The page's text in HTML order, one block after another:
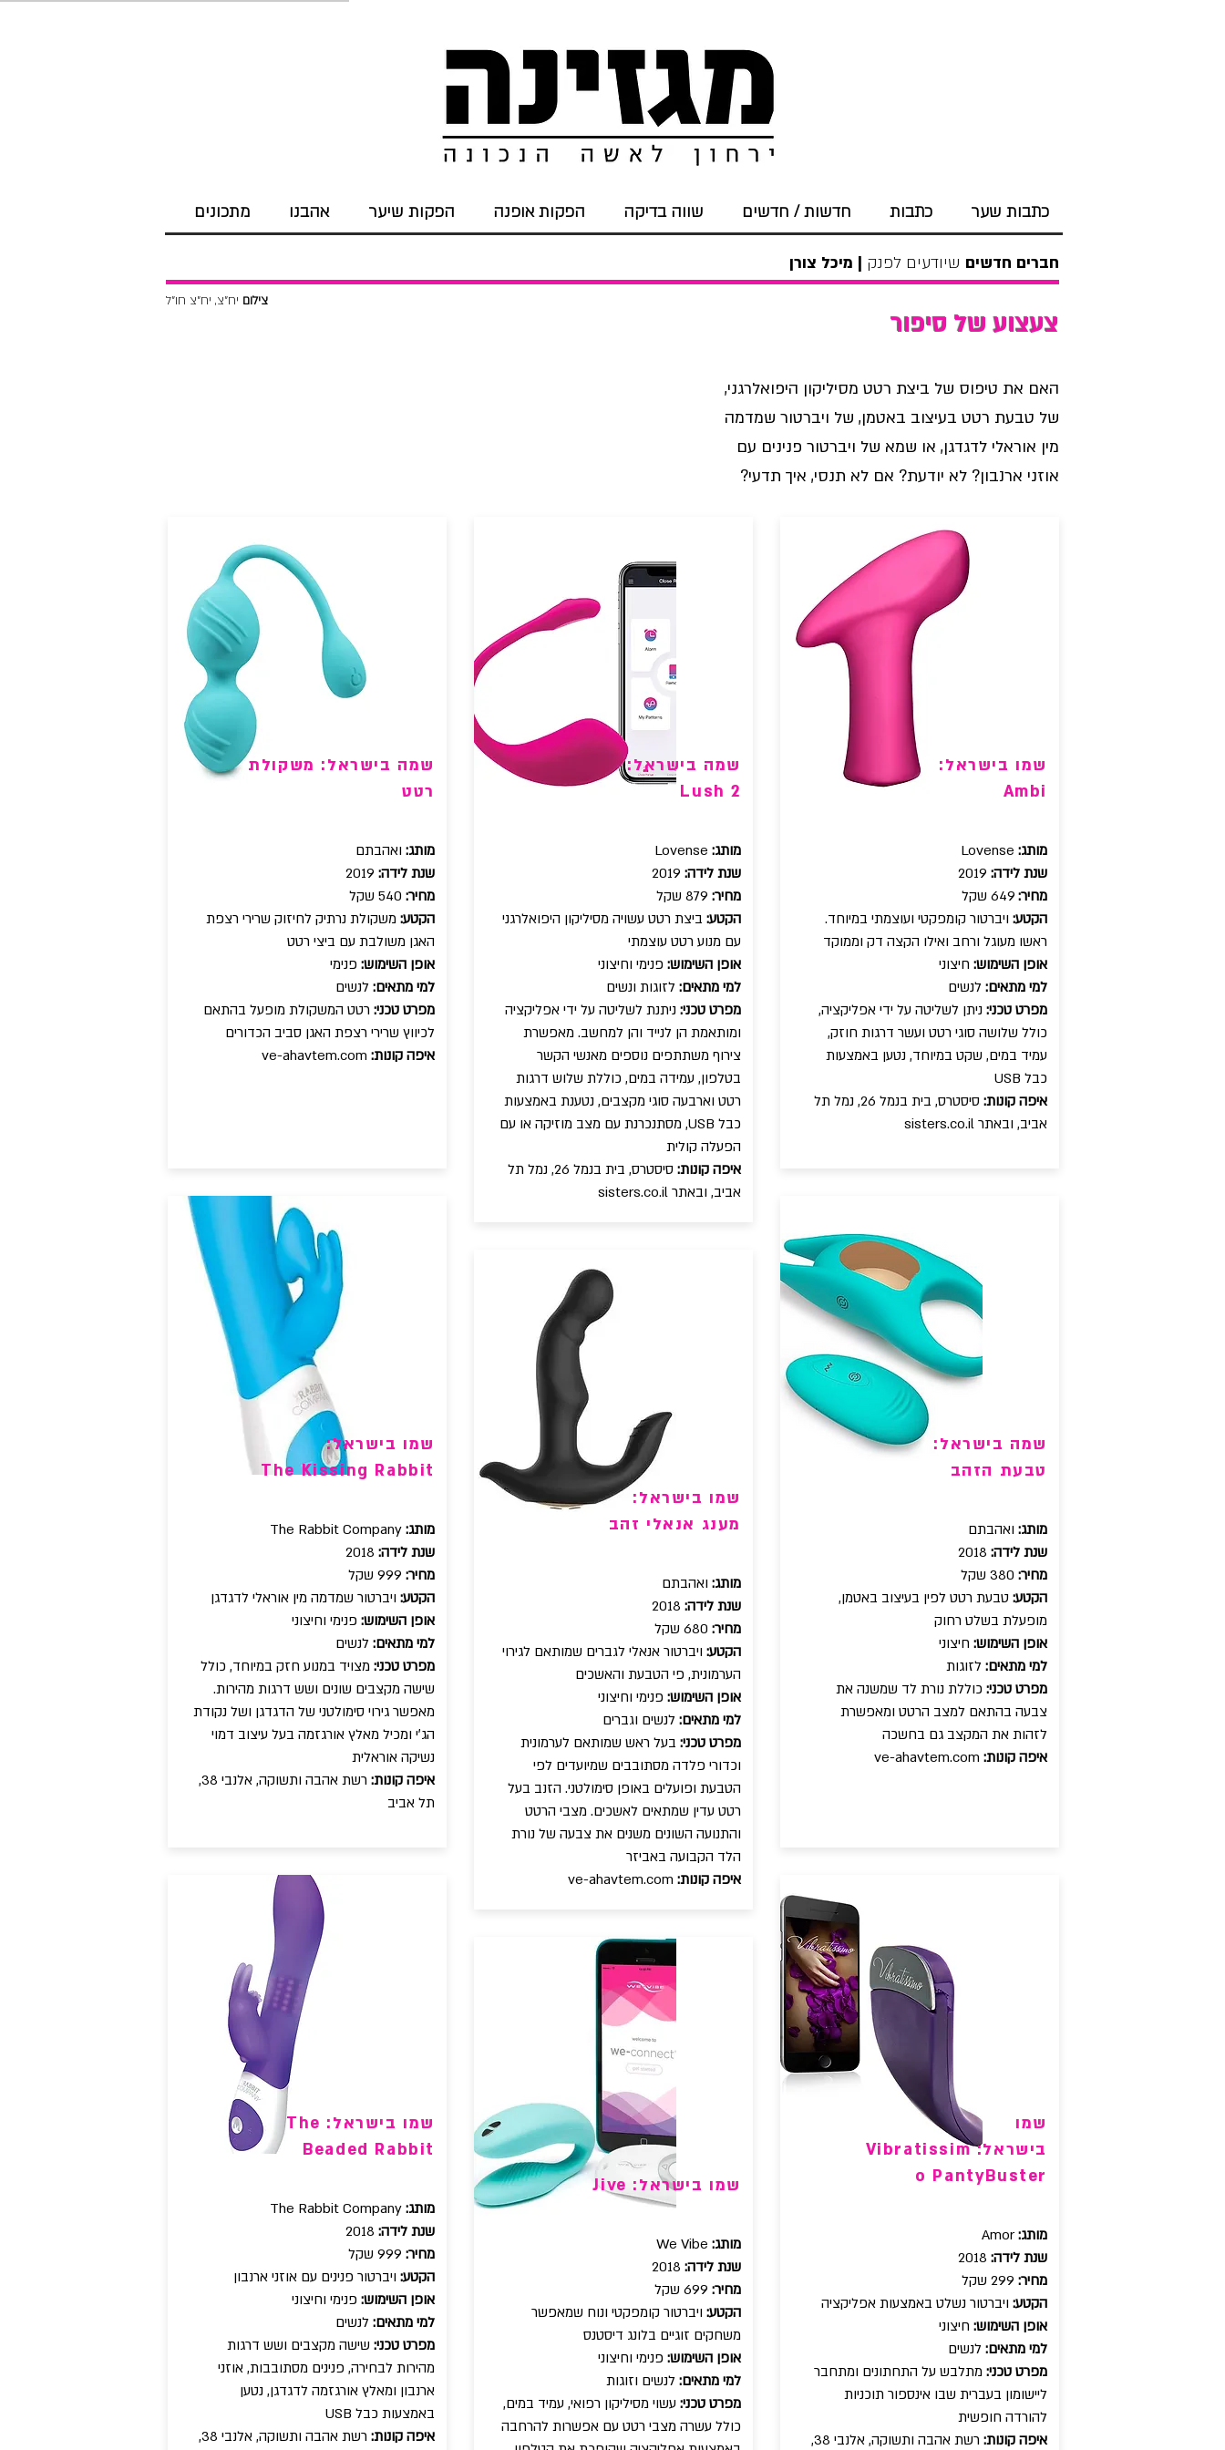
מתכונים אהבנו הפקות שיער הפקות אופנה שווה בדיקה חדשות / חדשים כתבות כתבות שער
חברים חדשים שיודעים לפנק | מיכל צורן
צילום יח"צ, יח"צ חו"ל
צעצוע של סיפור
האם את טיפוס של ביצת רטט מסיליקון היפואלרגני,
של טבעת רטט בעיצוב באטמן, של ויברטור שמדמה
מין אוראלי לדגדגן, או שמא של ויברטור פנינים עם
אוזני ארנבון? לא יודעת? אם לא תנסי, איך תדעי?
שמו בישראל:
Ambi
מותג: Lovense
שנת לידה:
מחיר:
הקטע: ויברטור קומפקטי ועוצמתי במיוחד.
ראשו מעוגל ורחב ואילו הקצה דק וממוקד
אופן השימוש: חיצוני
למי מתאים: לנשים
מפרט טכני: ניתן לשליטה על ידי אפליקציה,
כולל שלושה סוגי רטט ועשר דרגות חוזק,
עמיד במים, שקט במיוחד, נטען באמצעות
כבל USB
איפה קונות:
סיסטרס, בית בנמל 26, נמל תל
אביב, ובאתר sisters.co.il
שמה בישראל:
טבעת הזהב
מותג: ואהבתם
שנת לידה:
מחיר: 380 שקל
הקטע: טבעת רטט לפין בעיצוב באטמן,
מופעלת בשלט רחוק
אופן השימוש: חיצוני
למי מתאים: לזוגות
מפרט טכני: כוללת נורת לד שמשנה את
צבעה בהתאם למצב הרטט ומאפשרת
לזהות את המקצב גם בחשכה
איפה קונות:
שמו
בישראל: Vibratissim
o PantyBuster
מותג: Amor
שנת לידה:
מחיר: 299 שקל
הקטע: ויברטור נשלט באמצעות אפליקציה
אופן השימוש: חיצוני
למי מתאים: לנשים
מפרט טכני: מתלבש על התחתונים ומתחבר
ליישומון בעברית שבו אינספור תוכניות
להורדה חופשית
איפה קונות:
רשת אהבה ותשוקה, אלנבי 38,
שמה בישראל:
2 Lush
מותג: Lovense
שנת לידה:
מחיר: 879 שקל
הקטע: ביצת רטט עשויה מסיליקון היפואלרגני
עם מנוע רטט עוצמתי
אופן השימוש: פנימי וחיצוני
למי מתאים: לזוגות ונשים
מפרט טכני: ניתנת לשליטה על ידי אפליקציה
ומותאמת הן לנייד והן למחשב. מאפשרת
צירוף משתתפים נוספים מאנשי הקשר
בטלפון, עמידה במים, כוללת שלוש דרגות
רטט וארבעה סוגי מקצבים, נטענת באמצעות
כבל USB, מסתנכרנת עם מצב מוזיקה או עם
הפעלה קולית
איפה קונות:
סיסטרס, בית בנמל 26, נמל תל
אביב, ובאתר sisters.co.il
שמו בישראל:
מענג אנאלי זהב
מותג: ואהבתם
שנת לידה:
מחיר: 680 שקל
הקטע: ויברטור אנאלי לגברים שמותאם לגירוי
הערמונית, פי הטבעת והאשכים
אופן השימוש: פנימי וחיצוני
למי מתאים: לנשים וגברים
מפרט טכני: בעל ראש שמותאם לערמונית
וכדורי פלדה מסתובבים שמיועדים לפי
הטבעת ופועלים באופן סימולטני. הזנב בעל
רטט עדין שמתאים לאשכים. מצבי הרטט
והתנועה השונים משנים את צבעה של נורת
הלד הקבועה באביזר
איפה קונות:
שמו בישראל: Jive
מותג: We Vibe
שנת לידה:
מחיר: 699 שקל
הקטע: ויברטור קומפקטי ונוח שמאפשר
משחקים זוגיים בלונג דיסטנס
אופן השימוש: פנימי וחיצוני
למי מתאים: לנשים וזוגות
מפרט טכני: עשוי מסיליקון רפואי, עמיד במים,
כולל עשרה מצבי רטט עם אפשרות להרחבה
שמה בישראל: משקולת
רטט
מותג: ואהבתם
שנת לידה:
מחיר: 540 שקל
הקטע: משקולת נרתיק לחיזוק שרירי רצפת
האגן משולבת עם ביצי רטט
אופן השימוש: פנימי
למי מתאים: לנשים
מפרט טכני: רטט המשקולת מופעל בהתאם
לכיווץ שרירי רצפת האגן סביב הכדורים
איפה קונות:
שמו בישראל:
The Kissing Rabbit
מותג: The Rabbit Company
שנת לידה:
מחיר: 999 שקל
הקטע: ויברטור שמדמה מין אוראלי לדגדגן
אופן השימוש: פנימי וחיצוני
למי מתאים: לנשים
מפרט טכני: מצויד במנוע חזק במיוחד, כולל
שישה מקצבים שונים ושש דרגות מהירות.
מאפשר גירוי סימולטני של הדגדגן ושל נקודת
הג׳י ומכיל מאלץ אורגזמה בעל עיצוב דמוי
נשיקה אוראלית
איפה קונות:
רשת אהבה ותשוקה, אלנבי 38,
תל אביב
שמו בישראל: The
Beaded Rabbit
מותג: The Rabbit Company
שנת לידה:
מחיר: 999 שקל
הקטע: ויברטור פנינים עם אוזני ארנבון
אופן השימוש: פנימי וחיצוני
למי מתאים: לנשים
מפרט טכני: שישה מקצבים ושש דרגות
מהירות לבחירה, פנינים מסתובבות, אוזני
ארנבון ומאלץ אורגזמה לדגדגן, נטען
באמצעות כבל USB
איפה קונות:
רשת אהבה ותשוקה, אלנבי 38,